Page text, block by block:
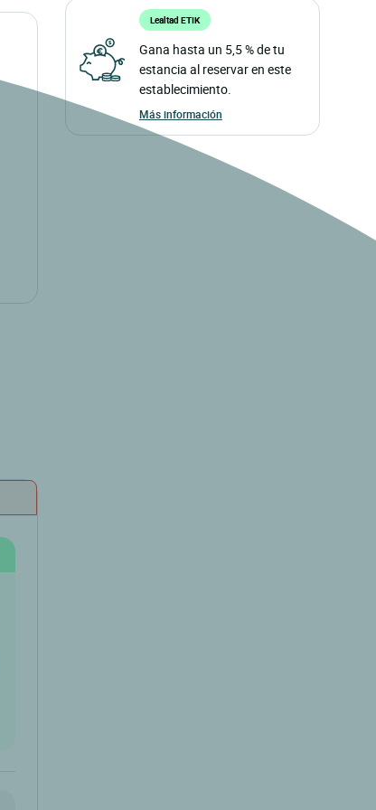
Lealtad ETIK
Gana hasta un 5,5 % de tu
estancia al reservar en este
establecimiento.
Más información